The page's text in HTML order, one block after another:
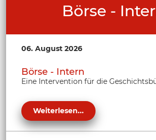
Börse -
06. August 2026
Börse - Intern
Eine Intervention für die
Weiterlesen...